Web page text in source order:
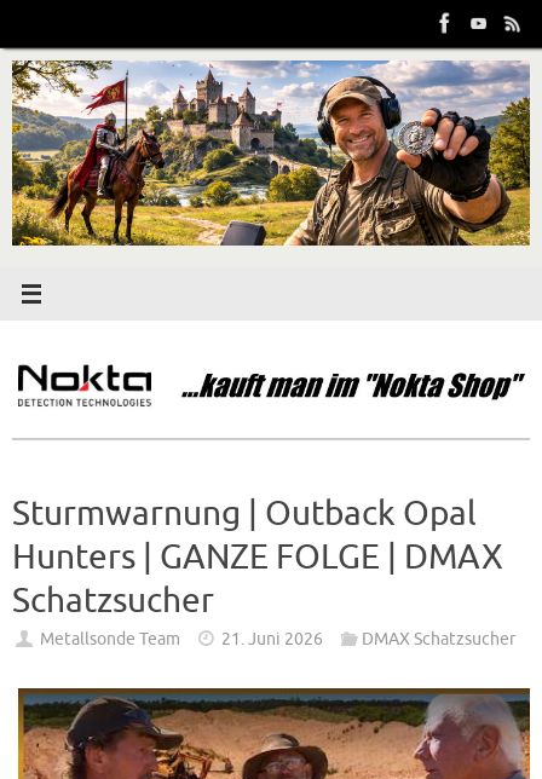
Inhalt
springen
Sturmwarnung | Outback Opal
Hunters | GANZE FOLGE | DMAX
Schatzsucher
Metallsonde Team 21. Juni 2026 DMAX Schatzsucher